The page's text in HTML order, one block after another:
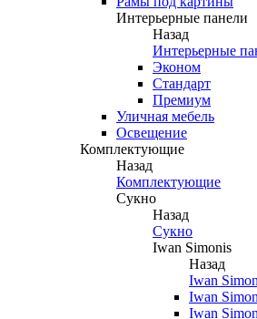
Интерьерные панели
Назад
Интерьерные
Эконом
Стандарт
Премиум
Уличная мебель
Освещение
Комплектующие
Назад
Комплектующие
Сукно
Назад
Сукно
Iwan Simonis
Назад
Iwan
Iwan
Iwan